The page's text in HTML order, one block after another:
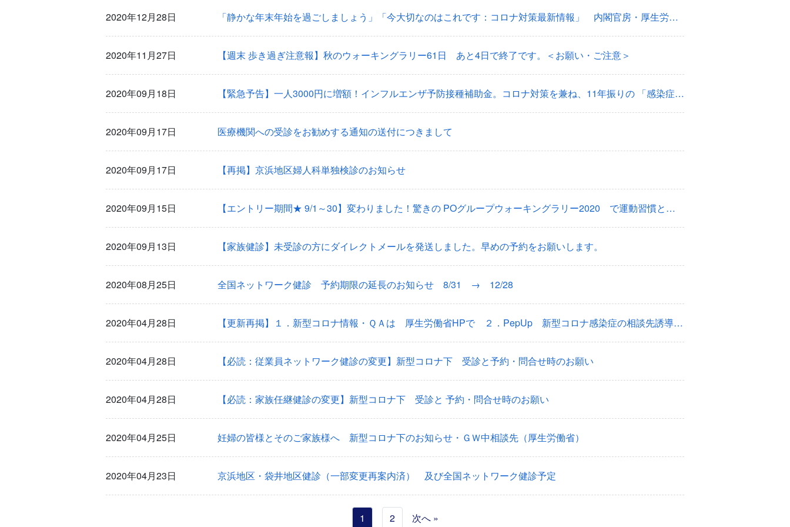
2020年12月28日 「静かな年末年始を過ごしましょう」「今大切なのはこれです：コロナ対策最新情報」 内閣官房・厚生労働省からのお知らせ
2020年11月27日 【週末 歩き過ぎ注意報】秋のウォーキングラリー61日 あと4日で終了です。＜お願い・ご注意＞
2020年09月18日 【緊急予告】一人3000円に増額！インフルエンザ予防接種補助金。コロナ対策を兼ね、11年振りの 「感染症対策特別予算」 を決定しました。
2020年09月17日 医療機関への受診をお勧めする通知の送付につきまして
2020年09月17日 【再掲】京浜地区婦人科単独検診のお知らせ
2020年09月15日 【エントリー期間★ 9/1～30】変わりました！驚きの POグループウォーキングラリー2020 で運動習慣とスペシャルPepポイントをGETしましょう！
2020年09月13日 【家族健診】未受診の方にダイレクトメールを発送しました。早めの予約をお願いします。
2020年08月25日 全国ネットワーク健診 予約期限の延長のお知らせ 8/31 → 12/28
2020年04月28日 【更新再掲】１．新型コロナ情報・ＱＡは 厚生労働省HPで ２．PepUp 新型コロナ感染症の相談先誘導サポート（参考）
2020年04月28日 【必読：従業員ネットワーク健診の変更】新型コロナ下 受診と予約・問合せ時のお願い
2020年04月28日 【必読：家族任継健診の変更】新型コロナ下 受診と 予約・問合せ時のお願い
2020年04月25日 妊婦の皆様とそのご家族様へ 新型コロナ下のお知らせ・ＧＷ中相談先（厚生労働省）
2020年04月23日 京浜地区・袋井地区健診（一部変更再案内済） 及び全国ネットワーク健診予定
1 2 次へ »